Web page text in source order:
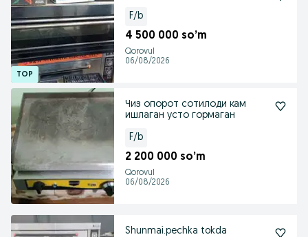
F/b
4 500 000 so’m
Qorovul
06/08/2026
Чиз опорот сотилоди кам
ишлаган усто гормаган
F/b
2 200 000 so’m
Qorovul
06/08/2026
Shunmai.pechka tokda